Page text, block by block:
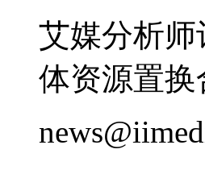
艾媒分析
体资源置换